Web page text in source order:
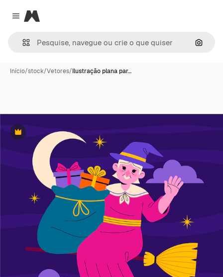
Close menu
Magnific
Início/stock/Vetores/Ilustração plana par…
Premium